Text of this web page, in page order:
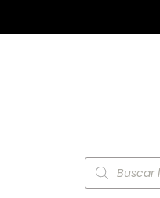
Búsqueda
de
productos